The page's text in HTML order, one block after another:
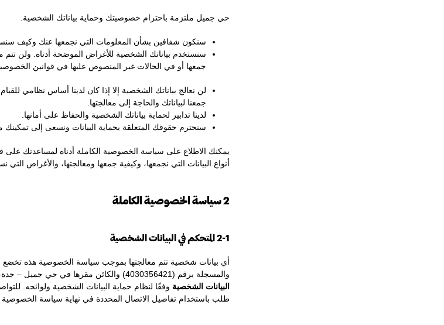
حي جميل ملتزمة باحترام خصوصيتك وحماية بياناتك الشخصية.
سنكون شفافين بشأن المعلومات التي نجمعها عنك وكيف
سنستخدم بياناتك الشخصية للأغراض الموضحة أدناه. ولن
جمعها أو في الحالات غير المنصوص عليها في قوانين
لن نعالج بياناتك الشخصية إلا إذا كان لدينا أساس نظامي
جمعنا لبياناتك والحاجة إلى معالجتها.
لدينا تدابير لحماية بياناتك الشخصية والحفاظ على أمانها.
سنحترم حقوقك المتعلقة بحماية البيانات ونسعى إلى تمكينك
يمكنك الاطلاع على سياسة الخصوصية الكاملة أدناه لمساعدتك على
أنواع البيانات التي نجمعها، وكيفية جمعها ومعالجتها، والأغراض
2 سياسة الخصوصية الكاملة
2-1 المتحكم في البيانات الشخصية
أي بيانات شخصية تتم معالجتها بموجب سياسة الخصوصية هذه تخضع
والمسجلة برقم (4030356421) والكائن مقرها في حي جميل – جدة، المملكة العربية السعودية، والتي تُعد
البيانات الشخصية وفقًا لنظام حماية البيانات الشخصية ولوائحه.
طلب باستخدام تفاصيل الاتصال المحددة في نهاية سياسة الخصوصية